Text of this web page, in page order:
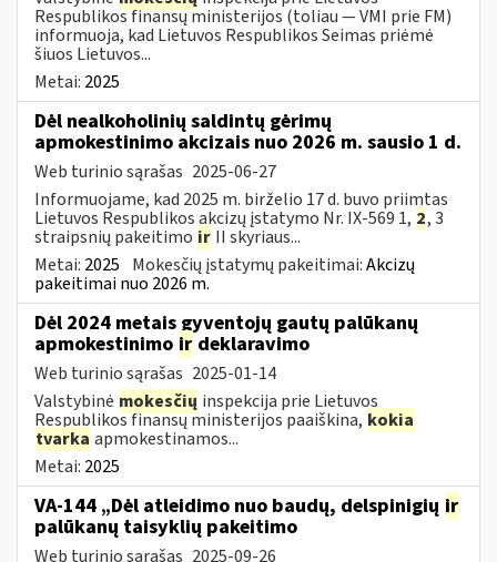
Respublikos finansų ministerijos (toliau — VMI prie FM)
informuoja, kad Lietuvos Respublikos Seimas priėmė
šiuos Lietuvos...
Metai: 2025
Dėl nealkoholinių saldintų gėrimų
apmokestinimo akcizais nuo 2026 m. sausio 1 d.
Web turinio sąrašas 2025-06-27
Informuojame, kad 2025 m. birželio 17 d. buvo priimtas
Lietuvos Respublikos akcizų įstatymo Nr. IX-569 1, 2, 3
straipsnių pakeitimo ir II skyriaus...
Metai: 2025 Mokesčių įstatymų pakeitimai:Akcizų
pakeitimai nuo 2026 m.
Dėl 2024 metais gyventojų gautų palūkanų
apmokestinimo ir deklaravimo
Web turinio sąrašas 2025-01-14
Valstybinė mokesčių inspekcija prie Lietuvos
Respublikos finansų ministerijos paaiškina, kokia
tvarka apmokestinamos...
Metai: 2025
VA-144 „Dėl atleidimo nuo baudų, delspinigių ir
palūkanų taisyklių pakeitimo
Web turinio sąrašas 2025-09-26